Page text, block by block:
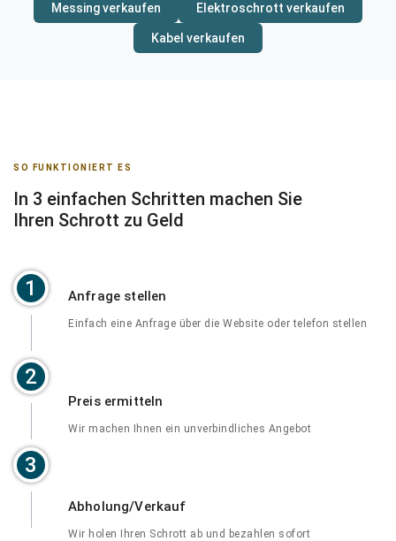
Messing verkaufen Elektroschrott verkaufen
Kabel verkaufen
SO FUNKTIONIERT ES
In 3 einfachen Schritten machen Sie
Ihren Schrott zu Geld
1
2
3
Anfrage stellen
Einfach eine Anfrage über die Website oder telefon stellen
Preis ermitteln
Wir machen Ihnen ein unverbindliches Angebot
Abholung/Verkauf
Wir holen Ihren Schrott ab und bezahlen sofort